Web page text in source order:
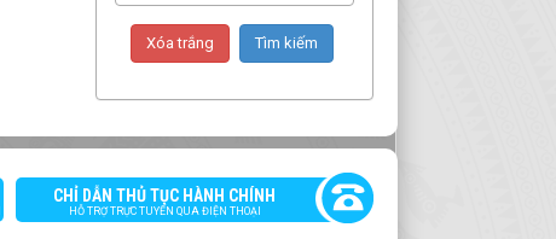
CHỈ DẪN THỦ TỤC HÀNH CHÍNH
HỖ TRỢ TRỰC TUYẾN QUA ĐIỆN THOẠI